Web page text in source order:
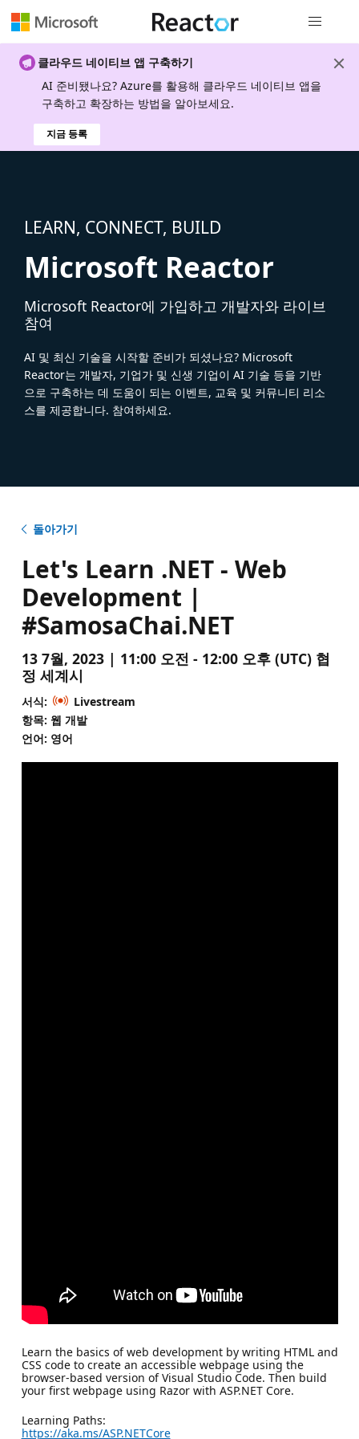
클라우드 네이티브 앱 구축하기
AI 준비됐나요? Azure를 활용해 클라우드 네이티브 앱을
구축하고 확장하는 방법을 알아보세요.
지금 등록
LEARN, CONNECT, BUILD
Microsoft Reactor
Microsoft Reactor에 가입하고 개발자와 라이브
참여
AI 및 최신 기술을 시작할 준비가 되셨나요? Microsoft
Reactor는 개발자, 기업가 및 신생 기업이 AI 기술 등을 기반
으로 구축하는 데 도움이 되는 이벤트, 교육 및 커뮤니티 리소
스를 제공합니다. 참여하세요.
돌아가기
Let's Learn .NET - Web
Development |
#SamosaChai.NET
13 7월, 2023 | 11:00 오전 - 12:00 오후 (UTC) 협
정 세계시
서식:
Livestream
항목: 웹 개발
언어: 영어
Learn the basics of web development by writing HTML and
CSS code to create an accessible webpage using the
browser-based version of Visual Studio Code. Then build
your first webpage using Razor with ASP.NET Core.
Learning Paths:
https://aka.ms/ASP.NETCore